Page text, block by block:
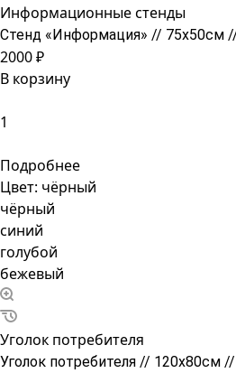
Информационные стенды
Стенд «Информация» // 75х50см
2000 ₽
В корзину
Подробнее
Цвет: чёрный
чёрный
синий
голубой
бежевый
Уголок потребителя
Уголок потребителя // 120х80см